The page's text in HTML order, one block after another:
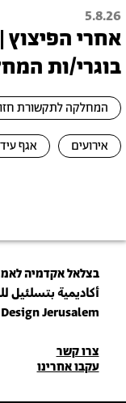
5.8.26
אחרי הפיצוץ
בוגרי/ות
המחלקה לתקשורת
אירועים אגף
בצלאל אקדמיה
أكاديمية بتسلئيل
Jerusalem
פרטי
יצירת
צרו קשר
עקבו אחרינו